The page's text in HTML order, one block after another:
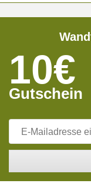
10€
Gutschein